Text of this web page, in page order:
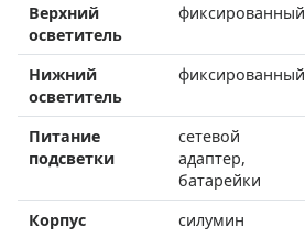
Верхний
осветитель
фиксированный
Нижний
осветитель
фиксированный
Питание
подсветки
сетевой
адаптер,
батарейки
Корпус
силумин